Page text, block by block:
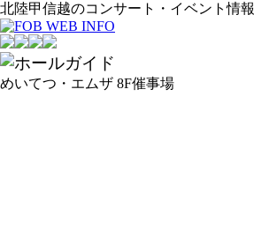
北陸甲信越のコンサート・イベント情報
めいてつ・エムザ 8F催事場